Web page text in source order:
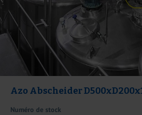
Azo Abscheider
Numéro de stock